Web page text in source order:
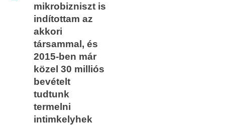
mikrobizniszt is
indítottam az
akkori
társammal, és
2015-ben már
közel 30 milliós
bevételt
tudtunk
termelni
intimkelyhek